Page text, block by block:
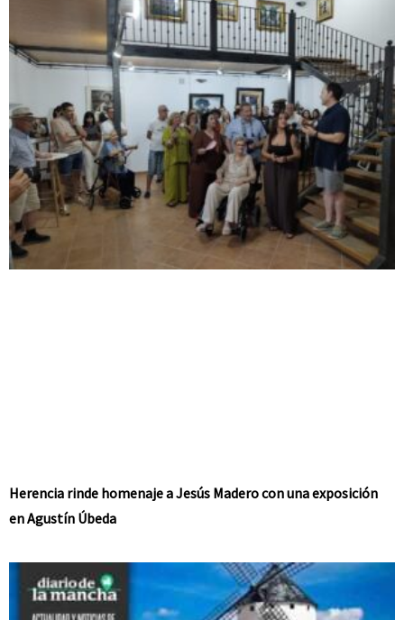
Herencia rinde homenaje a Jesús Madero con una exposición
en Agustín Úbeda